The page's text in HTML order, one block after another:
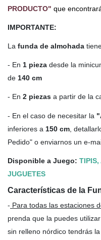
PRODUCTO" que
IMPORTANTE:
La funda de almohada
- En 1 pieza desde la
de 140 cm
- En 2 piezas a partir de la
- En el caso de necesitar la
inferiores a 150 cm ,
Pedido" o enviarnos un e-
Disponible a Juego: TIPIS,
JUGUETES
Características de la
- Para todas las estaciones
prenda que la puedes
sin relleno nórdico tendrás